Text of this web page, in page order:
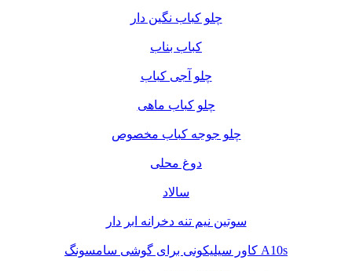
چلو کباب نگین دار
کباب بناب
چلو آجی کباب
چلو کباب ماهی
چلو جوجه کباب مخصوص
دوغ محلی
سالاد
سوتین نیم تنه دخرانه ابر دار
کاور سیلیکونی برای گوشی سامسونگ A10s